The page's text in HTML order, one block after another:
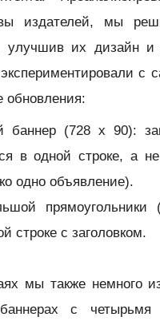
издателей, мы
улучшив их дизайн
обновления:
баннер (728 x 90):
в одной строке, а
одно объявление).
строке с заголовком.
мы также немного
с четырьмя